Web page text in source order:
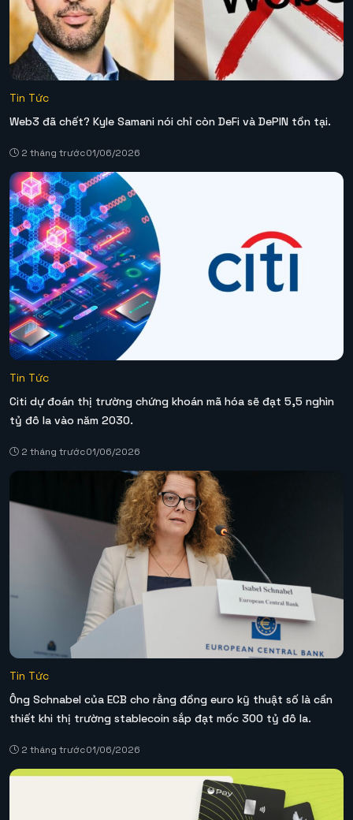
Tin Tức
Web3 đã chết? Kyle Samani nói chỉ còn DeFi và DePIN tồn tại.
2 tháng trước01/06/2026
Tin Tức
Citi dự đoán thị trường chứng khoán mã hóa sẽ đạt 5,5 nghìn
tỷ đô la vào năm 2030.
2 tháng trước01/06/2026
Tin Tức
Ông Schnabel của ECB cho rằng đồng euro kỹ thuật số là cần
thiết khi thị trường stablecoin sắp đạt mốc 300 tỷ đô la.
2 tháng trước01/06/2026